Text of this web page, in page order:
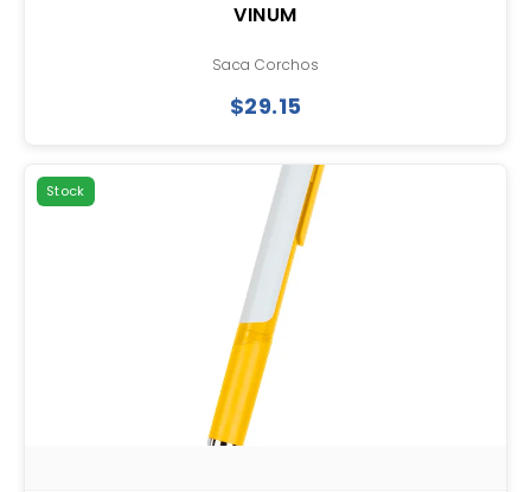
VINUM
Saca Corchos
$29.15
Stock